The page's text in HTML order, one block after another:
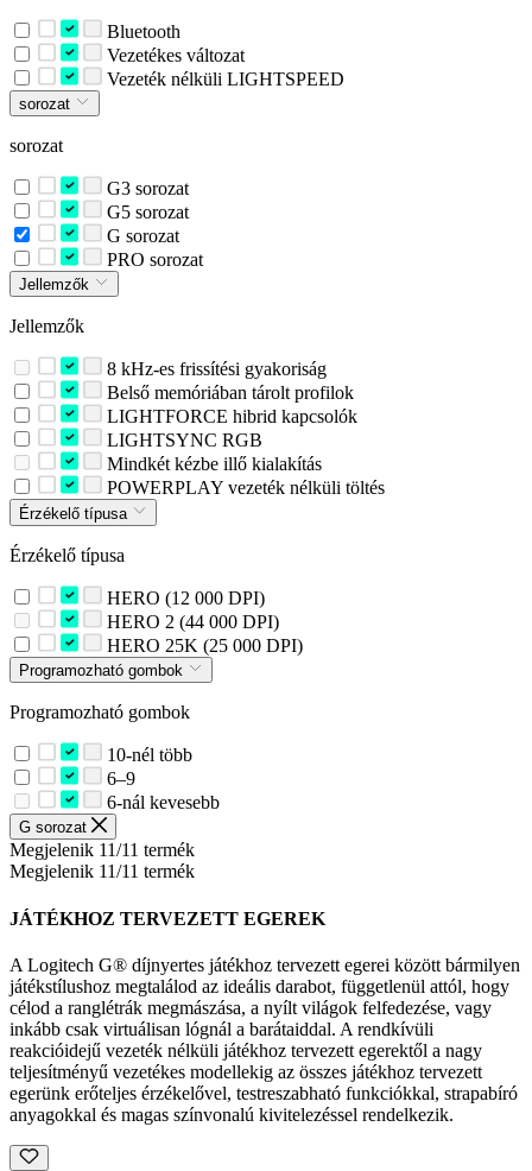
Bluetooth
Vezetékes változat
Vezeték nélküli LIGHTSPEED
sorozat
sorozat
G3 sorozat
G5 sorozat
G sorozat
PRO sorozat
Jellemzők
Jellemzők
8 kHz-es frissítési gyakoriság
Belső memóriában tárolt profilok
LIGHTFORCE hibrid kapcsolók
LIGHTSYNC RGB
Mindkét kézbe illő kialakítás
POWERPLAY vezeték nélküli töltés
Érzékelő típusa
Érzékelő típusa
HERO (12 000 DPI)
HERO 2 (44 000 DPI)
HERO 25K (25 000 DPI)
Programozható gombok
Programozható gombok
10-nél több
6–9
6-nál kevesebb
G sorozat
Megjelenik 11/11 termék
Megjelenik 11/11 termék
JÁTÉKHOZ TERVEZETT EGEREK
A Logitech G® díjnyertes játékhoz tervezett egerei között bármilyen
játékstílushoz megtalálod az ideális darabot, függetlenül attól, hogy
célod a ranglétrák megmászása, a nyílt világok felfedezése, vagy
inkább csak virtuálisan lógnál a barátaiddal. A rendkívüli
reakcióidejű vezeték nélküli játékhoz tervezett egerektől a nagy
teljesítményű vezetékes modellekig az összes játékhoz tervezett
egerünk erőteljes érzékelővel, testreszabható funkciókkal, strapabíró
anyagokkal és magas színvonalú kivitelezéssel rendelkezik.